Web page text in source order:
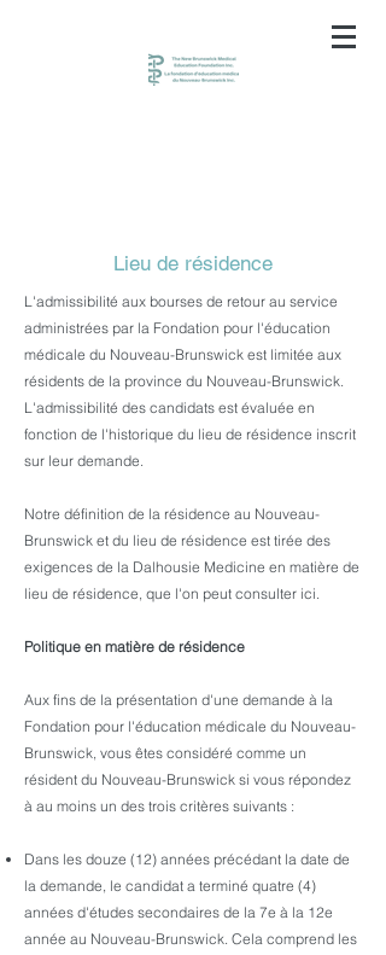
Lieu de résidence
L'admissibilité aux bourses de retour au service
administrées par la Fondation pour l'éducation
médicale du Nouveau-Brunswick est limitée aux
résidents de la province du Nouveau-Brunswick.
L'admissibilité des candidats est évaluée en
fonction de l'historique du lieu de résidence inscrit
sur leur demande.
Notre définition de la résidence au Nouveau-
Brunswick et du lieu de résidence est tirée des
exigences de la Dalhousie Medicine en matière de
lieu de résidence, que l'on peut consulter ici.
Politique en matière de résidence
Aux fins de la présentation d'une demande à la
Fondation pour l'éducation médicale du Nouveau-
Brunswick, vous êtes considéré comme un
résident du Nouveau-Brunswick si vous répondez
à au moins un des trois critères suivants :
Dans les douze (12) années précédant la date de
la demande, le candidat a terminé quatre (4)
années d'études secondaires de la 7e à la 12e
année au Nouveau-Brunswick. Cela comprend les